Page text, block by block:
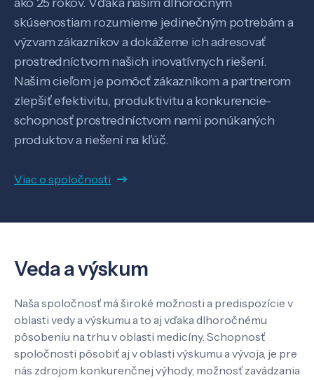
Veda a výskum
Pôsobenie
Know-how
O nás
Kontakt
skúsenostiam rozumieme jedinečným potrebám a
výzvam zákazníkov a dokážeme ich adresovať
prostredníctvom našich inovatívnych riešení.
Našim cieľom je pomôcť zákazníkom a partnerom
zlepšiť efektivitu, produktivitu a konkurencie-
schopnosť prostredníctvom nami ponúkaných
produktov a riešení na kľúč.
Viac o spoločnosti
Veda a výskum
Naša spoločnosť má široké možnosti a predispozície v
oblasti vedy a výskumu a to aj vďaka dlhoročnému
pôsobeniu na trhu v oblasti medicíny. Schopnosť
spoločnosti pôsobiť aj v oblasti výskumu a vývoja, je pre
nás zdrojom konkurenčnej výhody, možnosť zavádzania